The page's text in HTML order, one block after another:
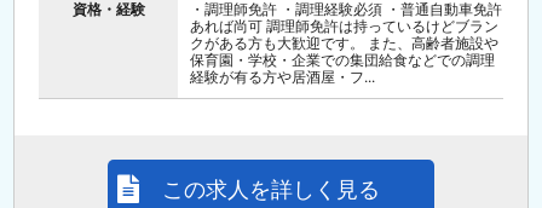
資格・経験
・調理師免許 ・調理経験必須 ・普通自動車免許
あれば尚可 調理師免許は持っているけどブラン
クがある方も大歓迎です。 また、高齢者施設や
保育園・学校・企業での集団給食などでの調理
経験が有る方や居酒屋・フ...
この求人を詳しく見る